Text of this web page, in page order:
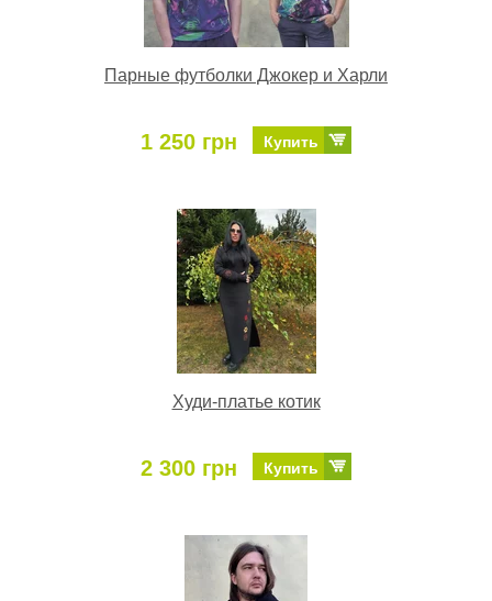
Парные футболки Джокер и Харли
1 250 грн Купить
Худи-платье котик
2 300 грн Купить